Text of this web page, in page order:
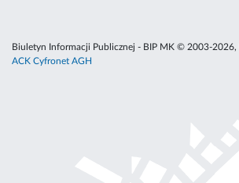
Biuletyn Informacji Publicznej - BIP MK © 2003-2026,
ACK Cyfronet AGH